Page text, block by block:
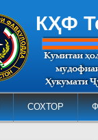
КҲФ
СОХТОР